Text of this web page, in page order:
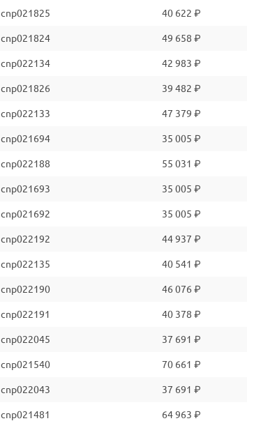
cnp021825 40 622 ₽
cnp021824 49 658 ₽
cnp022134 42 983 ₽
cnp021826 39 482 ₽
cnp022133 47 379 ₽
cnp021694 35 005 ₽
cnp022188 55 031 ₽
cnp021693 35 005 ₽
cnp021692 35 005 ₽
cnp022192 44 937 ₽
cnp022135 40 541 ₽
cnp022190 46 076 ₽
cnp022191 40 378 ₽
cnp022045 37 691 ₽
cnp021540 70 661 ₽
cnp022043 37 691 ₽
cnp021481 64 963 ₽